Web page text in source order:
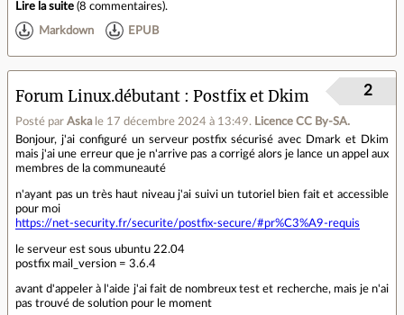
Lire la suite (8 commentaires).
Markdown EPUB
Forum Linux.débutant Postfix et Dkim
Posté par Aska le 17 décembre 2024 à 13:49. Licence CC By‑SA.
2
Bonjour, j'ai configuré un serveur postfix sécurisé avec Dmark et Dkim
mais j'ai une erreur que je n'arrive pas a corrigé alors je lance un appel aux
membres de la communeauté
n'ayant pas un très haut niveau j'ai suivi un tutoriel bien fait et accessible
pour moi
https://net-security.fr/securite/postfix-secure/#pr%C3%A9-requis
le serveur est sous ubuntu 22.04
postfix mail_version = 3.6.4
avant d'appeler à l'aide j'ai fait de nombreux test et recherche, mais je n'ai
pas trouvé de solution pour le moment